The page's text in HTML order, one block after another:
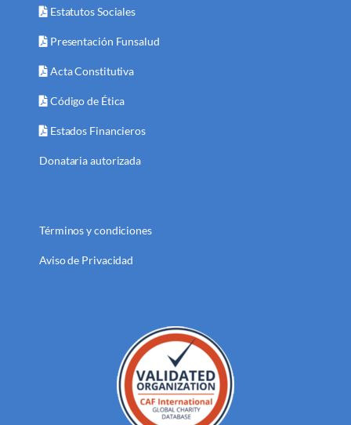
Estatutos Sociales
Presentación Funsalud
Acta Constitutiva
Código de Ética
Estados Financieros
Donataria autorizada
Términos y condiciones
Aviso de Privacidad